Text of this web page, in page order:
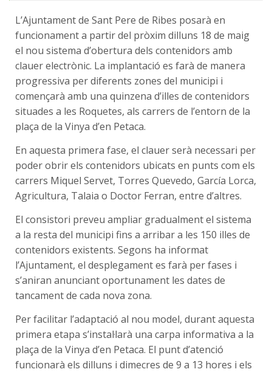
L’Ajuntament de Sant Pere de Ribes posarà en
funcionament a partir del pròxim dilluns 18 de maig
el nou sistema d’obertura dels contenidors amb
clauer electrònic. La implantació es farà de manera
progressiva per diferents zones del municipi i
començarà amb una quinzena d’illes de contenidors
situades a les Roquetes, als carrers de l’entorn de la
plaça de la Vinya d’en Petaca.
En aquesta primera fase, el clauer serà necessari per
poder obrir els contenidors ubicats en punts com els
carrers Miquel Servet, Torres Quevedo, García Lorca,
Agricultura, Talaia o Doctor Ferran, entre d’altres.
El consistori preveu ampliar gradualment el sistema
a la resta del municipi fins a arribar a les 150 illes de
contenidors existents. Segons ha informat
l’Ajuntament, el desplegament es farà per fases i
s’aniran anunciant oportunament les dates de
tancament de cada nova zona.
Per facilitar l’adaptació al nou model, durant aquesta
primera etapa s’instal·larà una carpa informativa a la
plaça de la Vinya d’en Petaca. El punt d’atenció
funcionarà els dilluns i dimecres de 9 a 13 hores i els